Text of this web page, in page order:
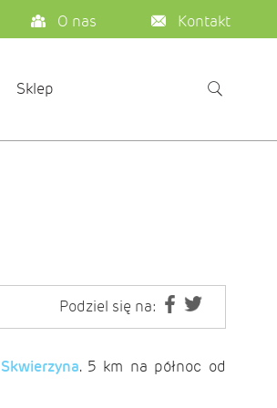
O nas Kontakt
Sklep
Podziel się na:
Skwierzyna. 5 km na północ od